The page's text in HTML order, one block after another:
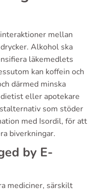
mellan
Alkohol ska
läkemedlets
kan koffein och
därmed minska
eller apotekare
som stöder
med Isordil, för att
biverkningar.
by E-
mediciner, särskilt